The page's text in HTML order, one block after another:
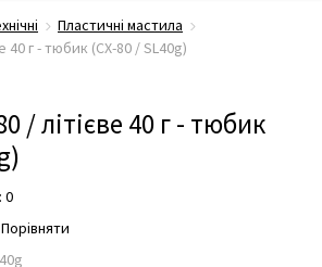
Пластичні мастила
40 г - тюбик (CX-80 / SL40g)
/ літієве 40 г - тюбик
0
Порівняти